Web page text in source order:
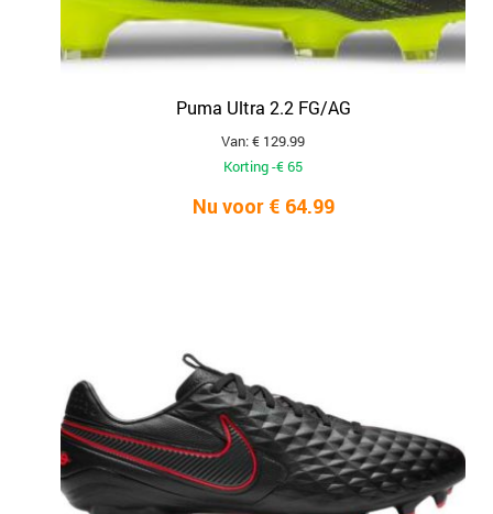
Puma Ultra 2.2 FG/AG
Van: € 129.99
Korting -€ 65
Nu voor € 64.99